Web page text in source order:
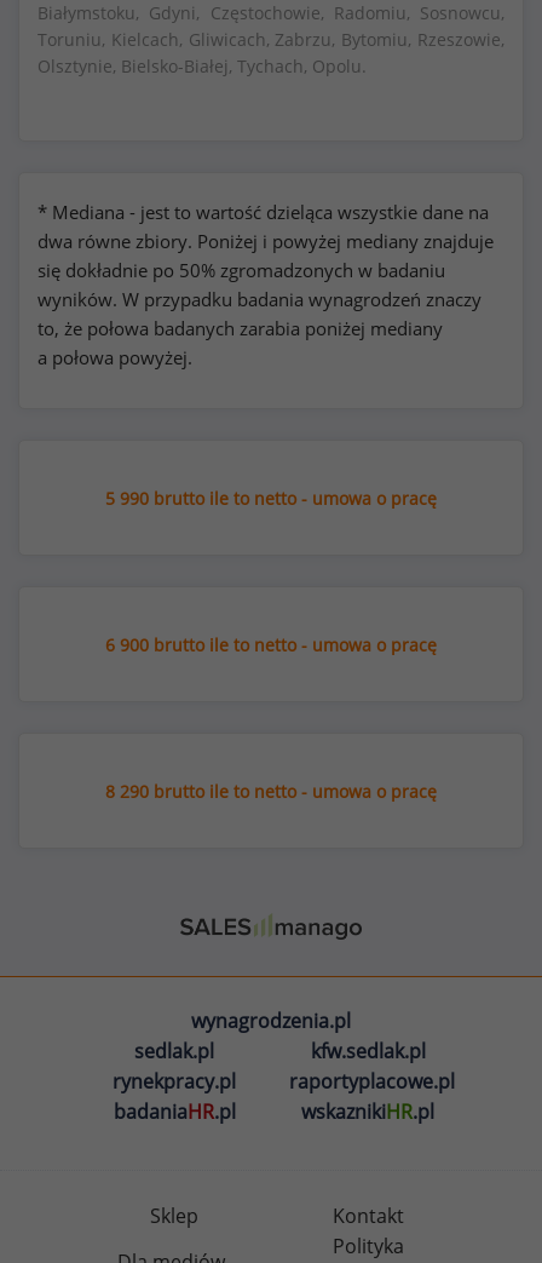
Białymstoku, Gdyni, Częstochowie, Radomiu, Sosnowcu,
Toruniu, Kielcach, Gliwicach, Zabrzu, Bytomiu, Rzeszowie,
Olsztynie, Bielsko-Białej, Tychach, Opolu.
* Mediana - jest to wartość dzieląca wszystkie dane na
dwa równe zbiory. Poniżej i powyżej mediany znajduje
się dokładnie po 50% zgromadzonych w badaniu
wyników. W przypadku badania wynagrodzeń znaczy
to, że połowa badanych zarabia poniżej mediany
a połowa powyżej.
5 990 brutto ile to netto - umowa o pracę
6 900 brutto ile to netto - umowa o pracę
8 290 brutto ile to netto - umowa o pracę
wynagrodzenia.pl
sedlak.pl
kfw.sedlak.pl
rynekpracy.pl
raportyplacowe.pl
badaniaHR.pl wskaznikiHR.pl
Sklep
Kontakt
Polityka